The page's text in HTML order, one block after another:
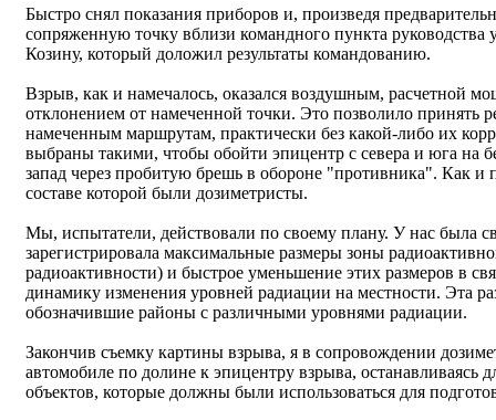
Быстро снял показания приборов и, произведя
сопряженную точку вблизи командного пункта
Козину, который доложил результаты командованию.
Взрыв, как и намечалось, оказался воздушным, расчетной
отклонением от намеченной точки. Это позволило принять
намеченным маршрутам, практически без какой-либо их
выбраны такими, чтобы обойти эпицентр с севера и юга на
запад через пробитую брешь в обороне "противника". Как и
составе которой были дозиметристы.
Мы, испытатели, действовали по своему плану. У нас была
зарегистрировала максимальные размеры зоны
радиоактивности) и быстрое уменьшение этих размеров в
динамику изменения уровней радиации на местности. Эта
обозначившие районы с различными уровнями радиации.
Закончив съемку картины взрыва, я в сопровождении
автомобиле по долине к эпицентру взрыва, останавливаясь
объектов, которые должны были использоваться для